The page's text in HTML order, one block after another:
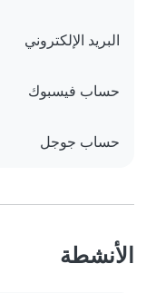
البريد الإلكتروني
حساب فيسبوك
حساب جوجل
الأنشطة